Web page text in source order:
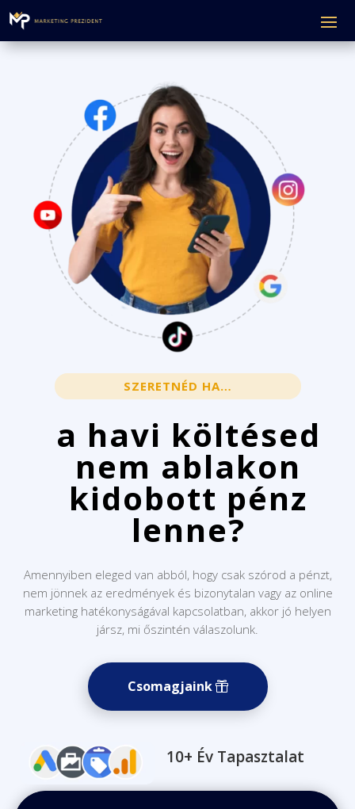
SZERETNÉD HA…
a havi költésed
nem ablakon
kidobott pénz
lenne?
Amennyiben eleged van abból, hogy csak szórod a pénzt,
nem jönnek az eredmények és bizonytalan vagy az online
marketing hatékonyságával kapcsolatban, akkor jó helyen
jársz, mi őszintén válaszolunk.
Csomagjaink
10+ Év Tapasztalat